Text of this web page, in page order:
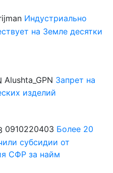
Индустриально
на Земле десятки
Alushta_GPN Запрет на
изделий
0910220403 Более 20
субсидии от
СФР за найм